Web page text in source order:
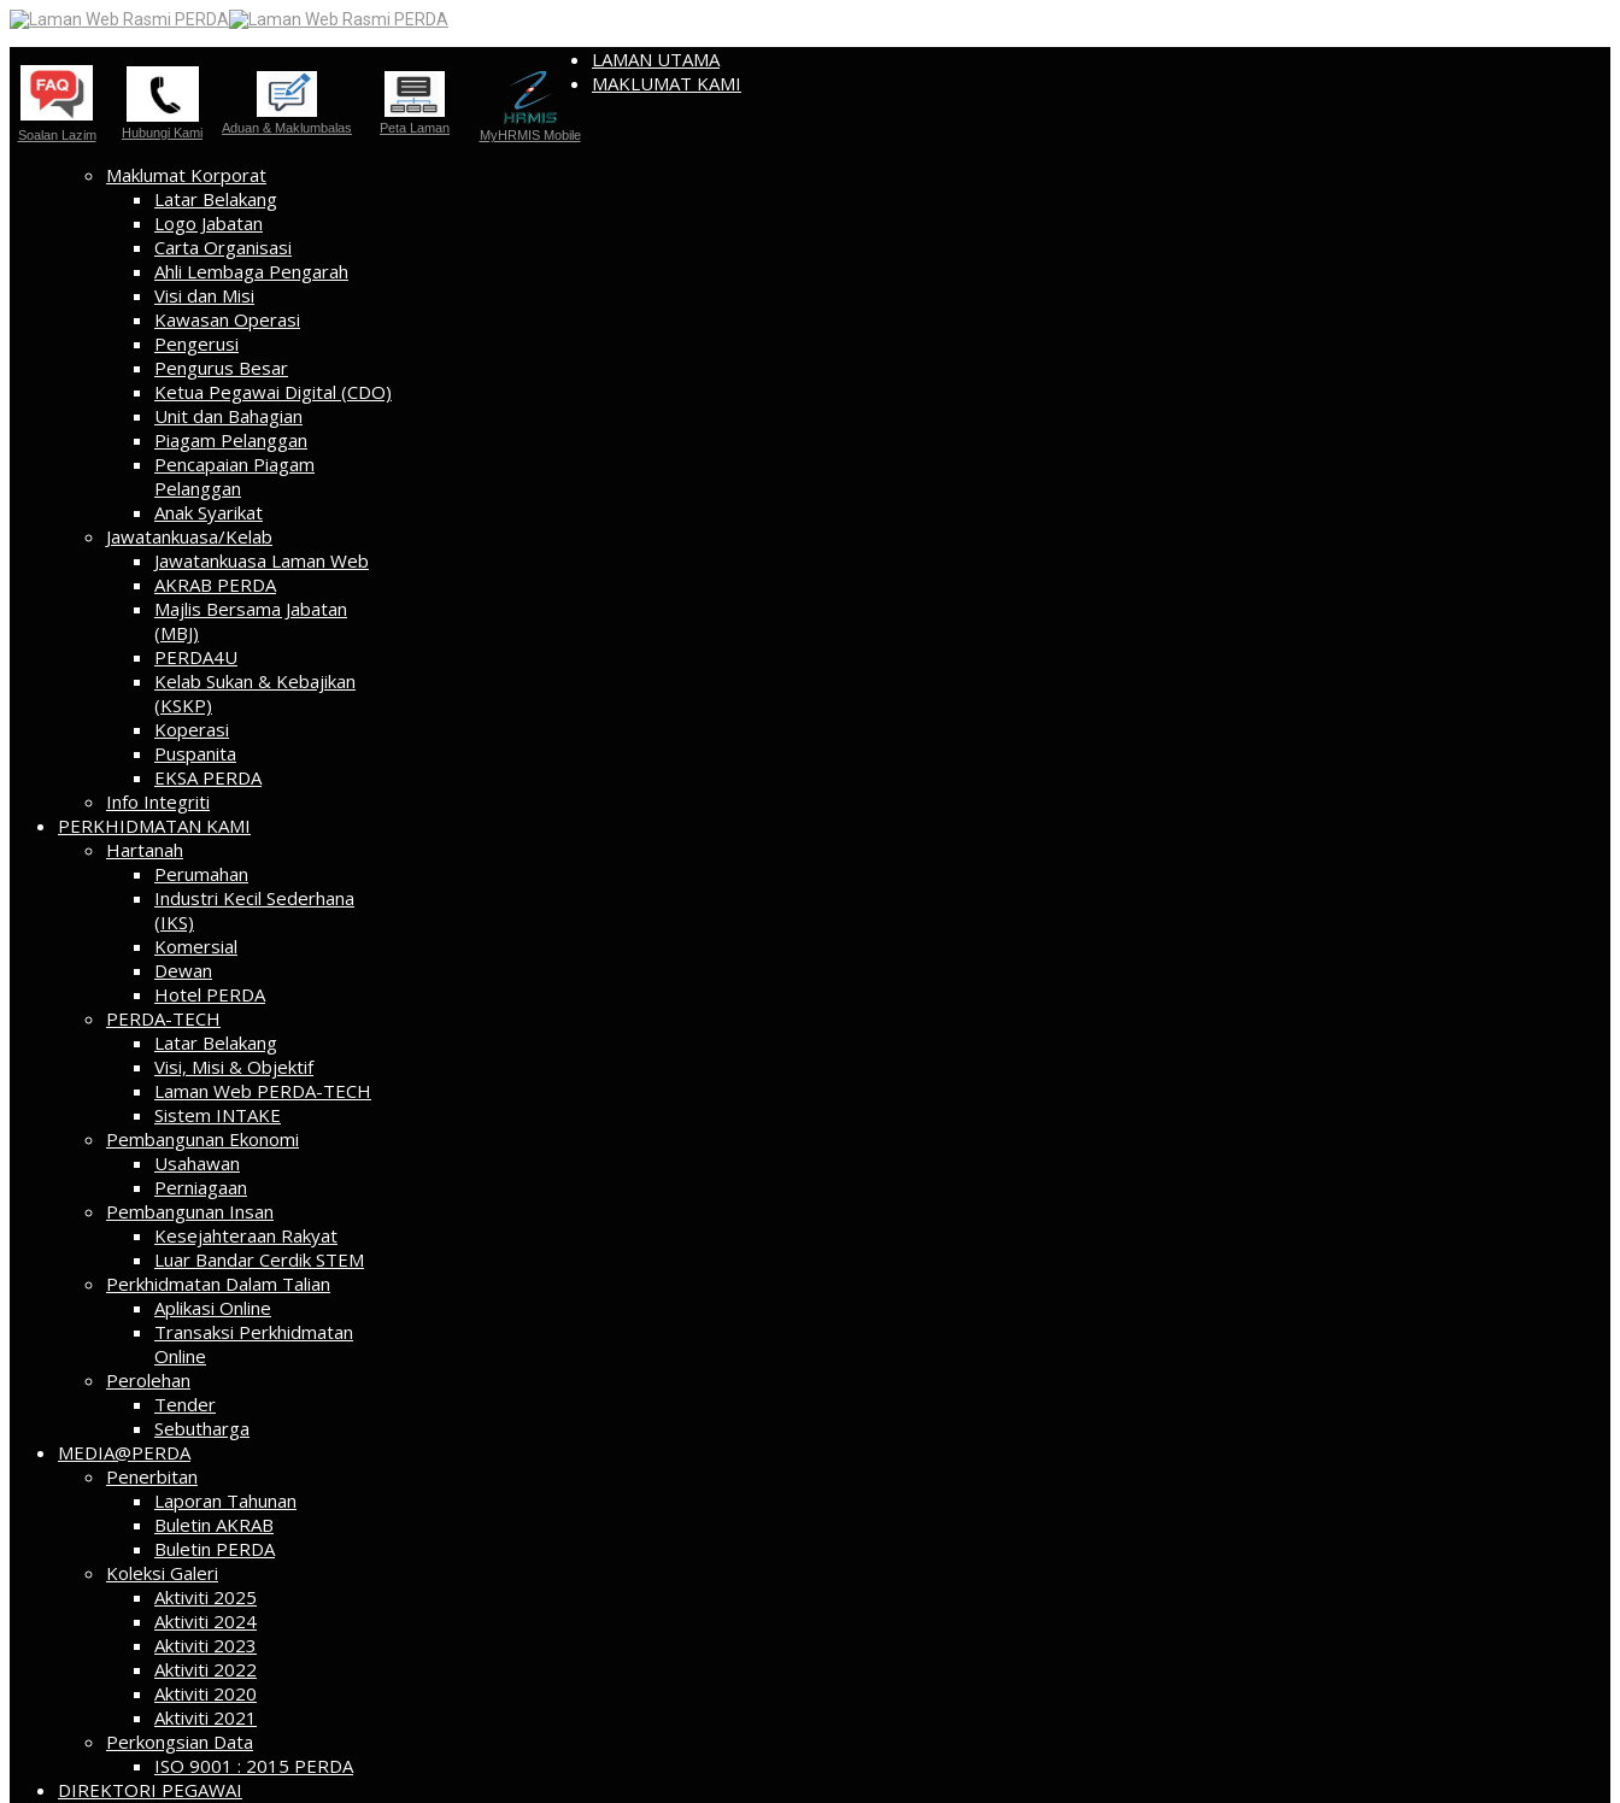
Soalan Lazim Hubungi Kami Aduan & Maklumbalas Peta Laman MyHRMIS Mobile
LAMAN UTAMA
MAKLUMAT KAMI
Maklumat Korporat
Latar Belakang
Logo Jabatan
Carta Organisasi
Ahli Lembaga Pengarah
Visi dan Misi
Kawasan Operasi
Pengerusi
Pengurus Besar
Ketua Pegawai Digital (CDO)
Unit dan Bahagian
Piagam Pelanggan
Pencapaian Piagam
Pelanggan
Anak Syarikat
Jawatankuasa/Kelab
Jawatankuasa Laman Web
AKRAB PERDA
Majlis Bersama Jabatan
(MBJ)
PERDA4U
Kelab Sukan & Kebajikan
(KSKP)
Koperasi
Puspanita
EKSA PERDA
Info Integriti
PERKHIDMATAN KAMI
Hartanah
Perumahan
Industri Kecil Sederhana
(IKS)
Komersial
Dewan
Hotel PERDA
PERDA-TECH
Latar Belakang
Visi, Misi & Objektif
Laman Web PERDA-TECH
Sistem INTAKE
Pembangunan Ekonomi
Usahawan
Perniagaan
Pembangunan Insan
Kesejahteraan Rakyat
Luar Bandar Cerdik STEM
Perkhidmatan Dalam Talian
Aplikasi Online
Transaksi Perkhidmatan
Online
Perolehan
Tender
Sebutharga
MEDIA@PERDA
Penerbitan
Laporan Tahunan
Buletin AKRAB
Buletin PERDA
Koleksi Galeri
Aktiviti 2025
Aktiviti 2024
Aktiviti 2023
Aktiviti 2022
Aktiviti 2020
Aktiviti 2021
Perkongsian Data
ISO 9001 : 2015 PERDA
DIREKTORI PEGAWAI